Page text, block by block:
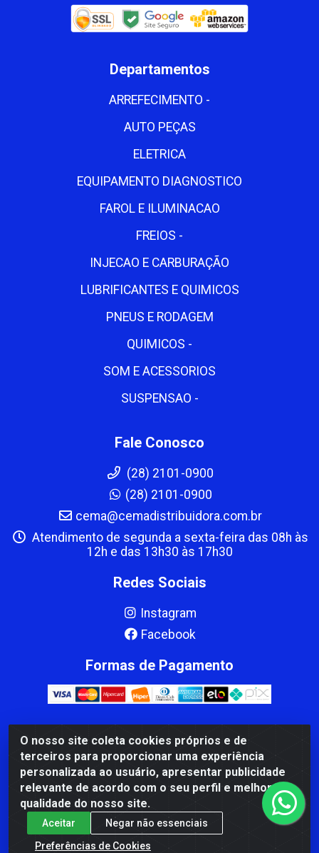
O nosso site coleta cookies próprios e de
terceiros para proporcionar uma experiência
personalizada ao usuário, apresentar publicidade
relevante de acordo com o seu perfil e melhorar a
qualidade do nosso site.
Aceitar
Negar não essenciais
Preferências de Cookies
Departamentos
ARREFECIMENTO -
AUTO PEÇAS
ELETRICA
EQUIPAMENTO DIAGNOSTICO
FAROL E ILUMINACAO
FREIOS -
INJECAO E CARBURAÇÃO
LUBRIFICANTES E QUIMICOS
PNEUS E RODAGEM
QUIMICOS -
SOM E ACESSORIOS
SUSPENSAO -
Fale Conosco
(28) 2101-0900
(28) 2101-0900
cema@cemadistribuidora.com.br
Atendimento de segunda a sexta-feira das 08h às
12h e das 13h30 às 17h30
Redes Sociais
Instagram
Facebook
Formas de Pagamento
CBP MACEDO COMERCIO PEÇAS LTDA Matriz - av Mauro
Miranda Madureira, 1249 - Coramara , Cachoeiro de
Itapemirim/ES - CEP 29.311-310 - CNPJ 00.502.680/0001-41